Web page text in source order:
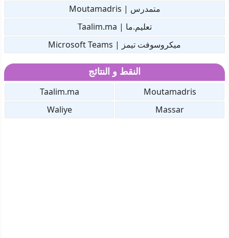
متمدرس | Moutamadris
تعليم.ما | Taalim.ma
ميكروسوفت تيمز | Microsoft Teams
النقط و النتائج
Moutamadris
Taalim.ma
Massar
Waliye